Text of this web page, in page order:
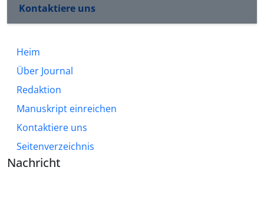
Kontaktiere uns
Heim
Über Journal
Redaktion
Manuskript einreichen
Kontaktiere uns
Seitenverzeichnis
Nachricht